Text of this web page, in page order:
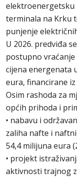
elektroenergetsku
terminala na Krku
punjenje
U 2026. predviđa
postupno
cijena energenata
eura, financirane
Osim rashoda za
općih prihoda i
• nabavu i
zaliha nafte i
54,4 milijuna eura
• projekt
aktivnosti trajnog